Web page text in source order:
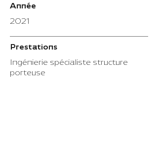
Année
2021
Prestations
Ingénierie spécialiste structure
porteuse